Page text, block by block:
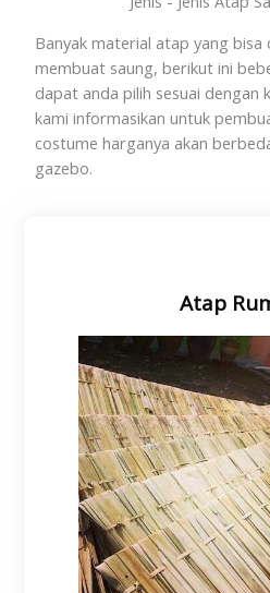
Banyak material atap yang bisa
membuat saung, berikut ini
dapat anda pilih sesuai dengan
kami informasikan untuk
costume harganya akan
gazebo.
Atap